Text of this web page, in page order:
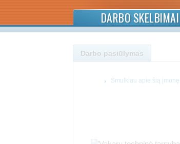
DARBO SKELBIMAI
Darbo pasiūlymas
Smulkiau apie šią įmonę